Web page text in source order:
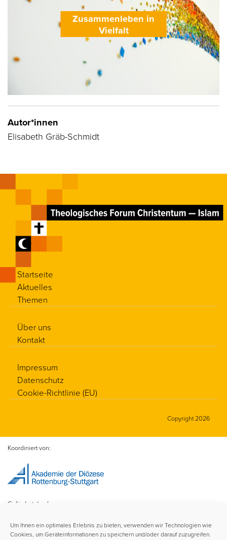
Um Ihnen ein optimales Erlebnis zu bieten, verwenden wir Technologien wie
Cookies, um Geräteinformationen zu speichern und/oder darauf zuzugreifen.
Zusammenleben in
Vielfalt
Autor*innen
Elisabeth Gräb-Schmidt
Startseite
Aktuelles
Themen
Über uns
Kontakt
Impressum
Datenschutz
Cookie-Richtlinie (EU)
Copyright 2026
Koordiniert von:
Gefördert durch: